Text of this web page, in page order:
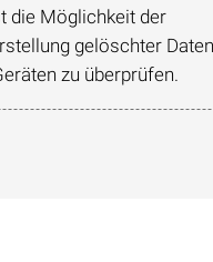
die Möglichkeit der
gelöschter
zu überprüfen.